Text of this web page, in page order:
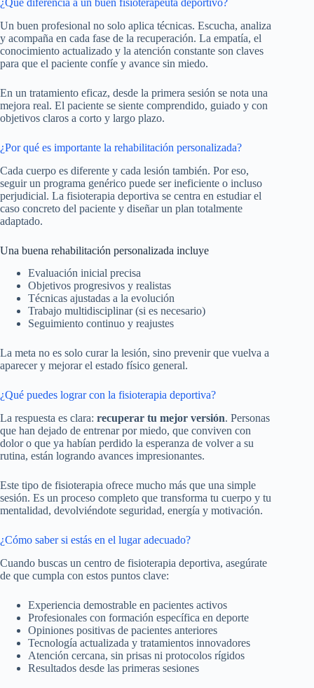
¿Qué diferencia a un buen fisioterapeuta deportivo?
Un buen profesional no solo aplica técnicas. Escucha, analiza
y acompaña en cada fase de la recuperación. La empatía, el
conocimiento actualizado y la atención constante son claves
para que el paciente confíe y avance sin miedo.
En un tratamiento eficaz, desde la primera sesión se nota una
mejora real. El paciente se siente comprendido, guiado y con
objetivos claros a corto y largo plazo.
¿Por qué es importante la rehabilitación personalizada?
Cada cuerpo es diferente y cada lesión también. Por eso,
seguir un programa genérico puede ser ineficiente o incluso
perjudicial. La fisioterapia deportiva se centra en estudiar el
caso concreto del paciente y diseñar un plan totalmente
adaptado.
Una buena rehabilitación personalizada incluye
Evaluación inicial precisa
Objetivos progresivos y realistas
Técnicas ajustadas a la evolución
Trabajo multidisciplinar (si es necesario)
Seguimiento continuo y reajustes
La meta no es solo curar la lesión, sino prevenir que vuelva a
aparecer y mejorar el estado físico general.
¿Qué puedes lograr con la fisioterapia deportiva?
La respuesta es clara: recuperar tu mejor versión. Personas
que han dejado de entrenar por miedo, que conviven con
dolor o que ya habían perdido la esperanza de volver a su
rutina, están logrando avances impresionantes.
Este tipo de fisioterapia ofrece mucho más que una simple
sesión. Es un proceso completo que transforma tu cuerpo y tu
mentalidad, devolviéndote seguridad, energía y motivación.
¿Cómo saber si estás en el lugar adecuado?
Cuando buscas un centro de fisioterapia deportiva, asegúrate
de que cumpla con estos puntos clave:
Experiencia demostrable en pacientes activos
Profesionales con formación específica en deporte
Opiniones positivas de pacientes anteriores
Tecnología actualizada y tratamientos innovadores
Atención cercana, sin prisas ni protocolos rígidos
Resultados desde las primeras sesiones